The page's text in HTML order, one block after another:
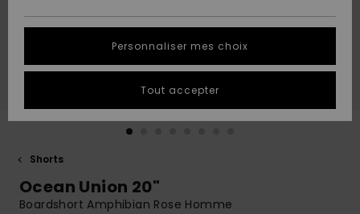
A
Découvrir
A
Découvrir
tailles
conversation
plus rapide
à votre
QUIKSILVER
Shorts
Ocean Union 20"
Boardshort Amphibian Rose Homme
Personnaliser mes choix
Tout accepter